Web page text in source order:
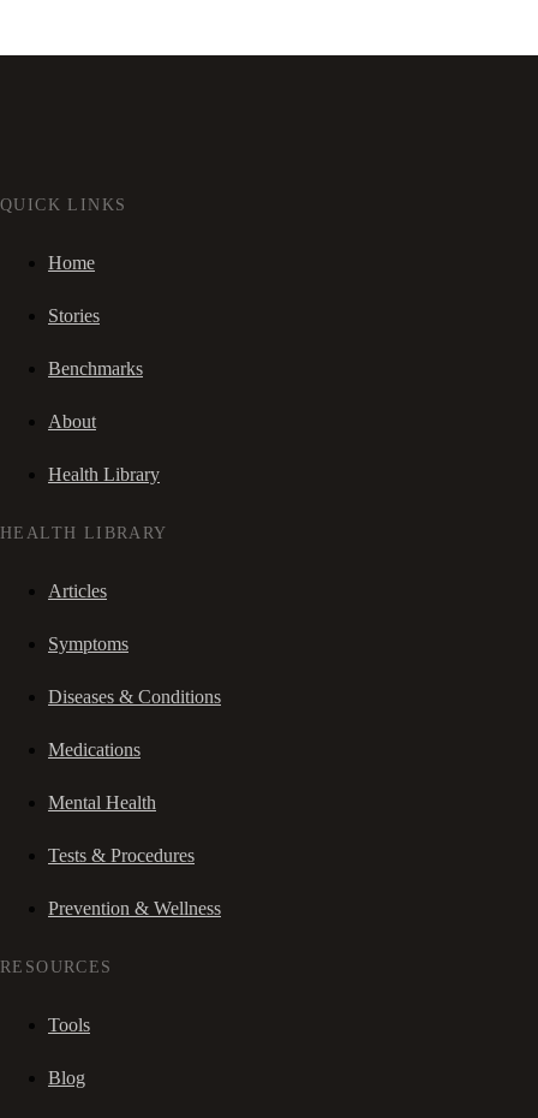
QUICK LINKS
Home
Stories
Benchmarks
About
Health Library
HEALTH LIBRARY
Articles
Symptoms
Diseases & Conditions
Medications
Mental Health
Tests & Procedures
Prevention & Wellness
RESOURCES
Tools
Blog